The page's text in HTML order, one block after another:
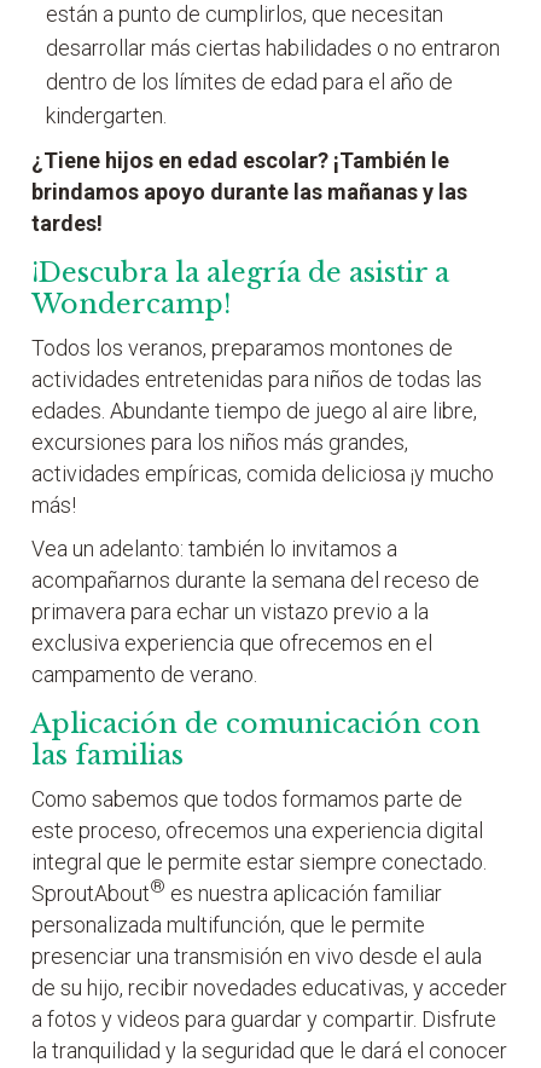
están a punto de cumplirlos, que necesitan
desarrollar más ciertas habilidades o no entraron
dentro de los límites de edad para el año de
kindergarten.
¿Tiene hijos en edad escolar? ¡También le
brindamos apoyo durante las mañanas y las
tardes!
¡Descubra la alegría de asistir a
Wondercamp!
Todos los veranos, preparamos montones de
actividades entretenidas para niños de todas las
edades. Abundante tiempo de juego al aire libre,
excursiones para los niños más grandes,
actividades empíricas, comida deliciosa ¡y mucho
más!
Vea un adelanto: también lo invitamos a
acompañarnos durante la semana del receso de
primavera para echar un vistazo previo a la
exclusiva experiencia que ofrecemos en el
campamento de verano.
Aplicación de comunicación con
las familias
Como sabemos que todos formamos parte de
este proceso, ofrecemos una experiencia digital
integral que le permite estar siempre conectado.
SproutAbout® es nuestra aplicación familiar
personalizada multifunción, que le permite
presenciar una transmisión en vivo desde el aula
de su hijo, recibir novedades educativas, y acceder
a fotos y videos para guardar y compartir. Disfrute
la tranquilidad y la seguridad que le dará el conocer